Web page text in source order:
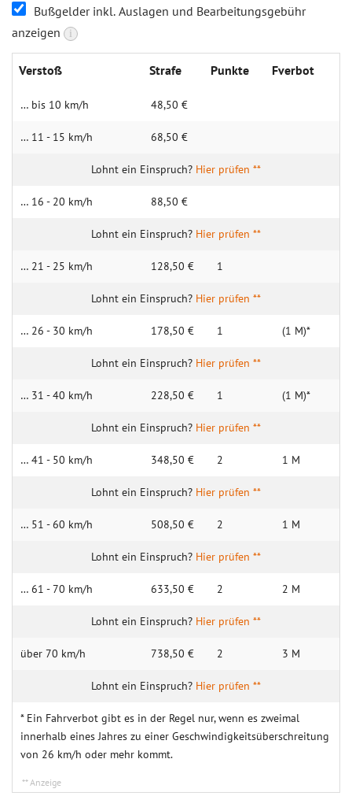
Bußgelder inkl. Auslagen und Bearbeitungsgebühr
anzeigen
i
Verstoß Strafe Punkte Fverbot
… bis 10 km/h 48,50 €
… 11 - 15 km/h 68,50 €
Hier prüfen **
… 16 - 20 km/h 88,50 €
Hier prüfen **
… 21 - 25 km/h 128,50 € 1
Hier prüfen **
… 26 - 30 km/h 178,50 € 1 (1 M)*
Hier prüfen **
… 31 - 40 km/h 228,50 € 1 (1 M)*
Hier prüfen **
… 41 - 50 km/h 348,50 € 2 1 M
Hier prüfen **
… 51 - 60 km/h 508,50 € 2 1 M
Hier prüfen **
… 61 - 70 km/h 633,50 € 2 2 M
Hier prüfen **
über 70 km/h 738,50 € 2 3 M
Hier prüfen **
* Ein Fahrverbot gibt es in der Regel nur, wenn es zweimal
innerhalb eines Jahres zu einer Geschwindigkeitsüberschreitung
von 26 km/h oder mehr kommt.